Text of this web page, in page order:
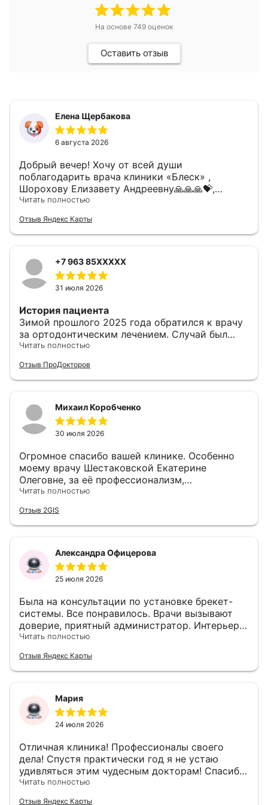
На основе 749 оценок
Оставить отзыв
Елена Щербакова
6 августа 2026
Добрый вечер! Хочу от всей души
поблагодарить врача клиники «Блеск» ,
Шорохову Елизавету Андреевну🙏🙏🙏💝,
замечательный врач, действительно
внимательная девушка!!! Лечение прошло без
боли и дискомфорта, спасибо Вам огромное 🙏
😊 Большое Спасибо 💝
Читать полностью
Отзыв Яндекс Карты
+7 963 85XXXXX
31 июля 2026
История пациента
Зимой прошлого 2025 года обратился к врачу
за ортодонтическим лечением. Случай был
сложный, и не в первой клинике отказывали.
кейсы из собственной практики, расписал
стратегию лечения и не раз шел навстречу.
Понравилось
Качественно, заботливо, внимательно. На
вопросы и дает рекомендации.
Не понравилось
Такого не было, все по высшему классу!
Читать полностью
Отзыв ПроДокторов
Михаил Коробченко
30 июля 2026
Огромное спасибо вашей клинике. Особенно
моему врачу Шестаковской Екатерине
Олеговне, за её профессионализм,
внимательное и уважительное отношение к
это очень ценю! Ещё раз огромное спасибо!!!
Читать полностью
Отзыв 2GIS
Александра Офицерова
25 июля 2026
Была на консультации по установке брекет-
системы. Все понравилось. Врачи вызывают
доверие, приятный администратор. Интерьер
входной группы на любителя, но в целом
Читать полностью
Отзыв Яндекс Карты
Мария
24 июля 2026
Отличная клиника! Профессионалы своего
дела! Спустя практически год я не устаю
удивляться этим чудесным докторам! Спасибо
Вам огоромное!!!!
Читать полностью
Отзыв Яндекс Карты